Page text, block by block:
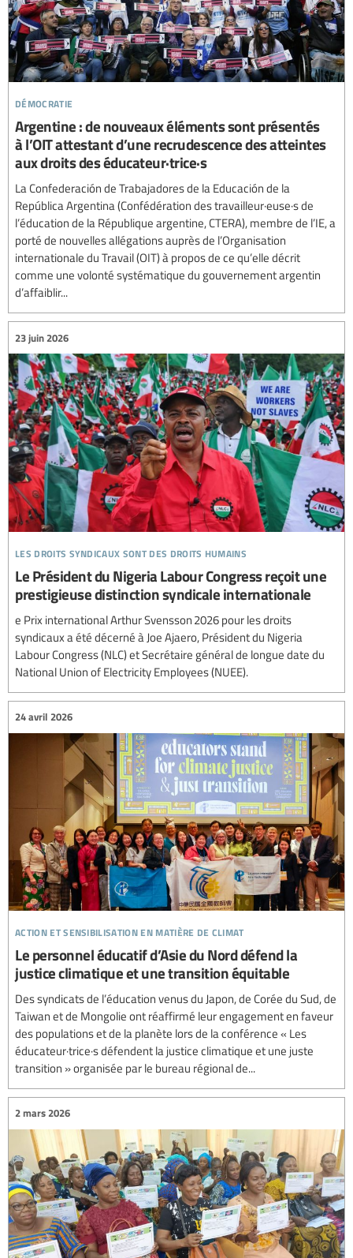
démocratie
Argentine : de nouveaux éléments sont présentés
à l’OIT attestant d’une recrudescence des atteintes
aux droits des éducateur·trice·s
La Confederación de Trabajadores de la Educación de la
República Argentina (Confédération des travailleur·euse·s de
l’éducation de la République argentine, CTERA), membre de l’IE, a
porté de nouvelles allégations auprès de l’Organisation
internationale du Travail (OIT) à propos de ce qu’elle décrit
comme une volonté systématique du gouvernement argentin
d’affaiblir...
les droits syndicaux sont des droits humains
23 juin 2026
Le Président du Nigeria Labour Congress reçoit une
prestigieuse distinction syndicale internationale
e Prix international Arthur Svensson 2026 pour les droits
syndicaux a été décerné à Joe Ajaero, Président du Nigeria
Labour Congress (NLC) et Secrétaire général de longue date du
National Union of Electricity Employees (NUEE).
action et sensibilisation en matière de climat
24 avril 2026
Le personnel éducatif d’Asie du Nord défend la
justice climatique et une transition équitable
Des syndicats de l’éducation venus du Japon, de Corée du Sud, de
Taiwan et de Mongolie ont réaffirmé leur engagement en faveur
des populations et de la planète lors de la conférence « Les
éducateur·trice·s défendent la justice climatique et une juste
transition » organisée par le bureau régional de...
2 mars 2026